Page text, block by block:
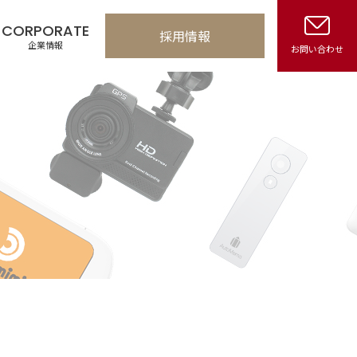
CORPORATE
企業情報 採用情報
お問い合わせ